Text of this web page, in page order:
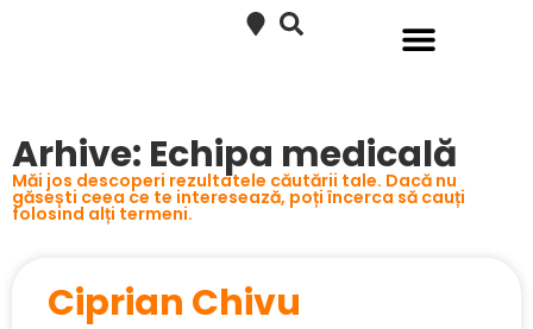
Arhive: Echipa medicală
Măi jos descoperi rezultatele căutării tale. Dacă nu
găsești ceea ce te interesează, poți încerca să cauți
folosind alți termeni.
Ciprian Chivu